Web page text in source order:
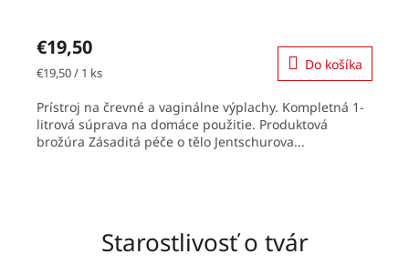
produktu
je
z
5
hviezdičiek.
€19,50
Jednotková
€19,50 / 1 ks Do košíka
Prístroj na črevné a vaginálne výplachy. Kompletná 1-
litrová súprava na domáce použitie. Produktová
brožúra Zásaditá péče o tělo Jentschurova...
Starostlivosť o tvár